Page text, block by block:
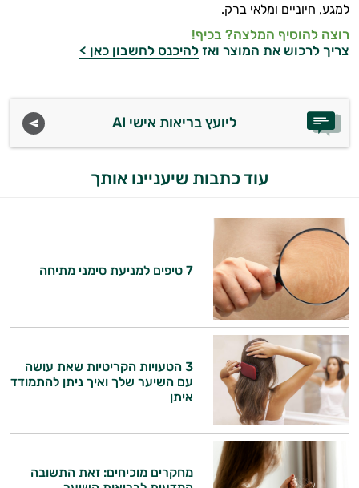
למגע, חיוניים ומלאי ברק.
רוצה להוסיף המלצה? בכיף!
צריך לרכוש את המוצר ואז להיכנס לחשבון כאן >
ליועץ בריאות אישי AI
עוד כתבות שיעניינו אותך
7 טיפים למניעת סימני מתיחה
3 הטעויות הקריטיות שאת עושה
עם השיער שלך ואיך ניתן להתמודד
איתן
מחקרים מוכיחים: זאת התשובה